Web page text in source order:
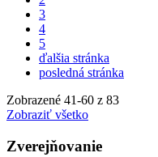
3
4
5
ďalšia stránka
posledná stránka
Zobrazené 41-60 z 83
Zobraziť všetko
Zverejňovanie